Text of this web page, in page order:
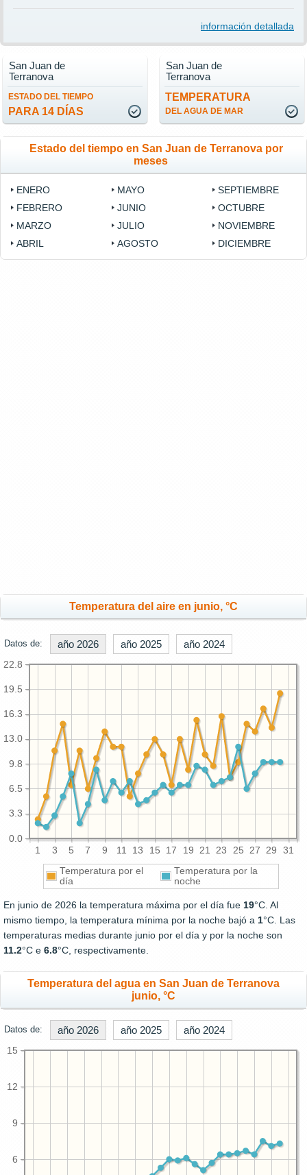
información detallada
ESTADO DEL TIEMPO
PARA 14 DÍAS
San Juan de
Terranova
TEMPERATURA
DEL AGUA DE MAR
San Juan de
Terranova
Estado del tiempo en San Juan de Terranova por
meses
ENERO
FEBRERO
MARZO
ABRIL
MAYO
JUNIO
JULIO
AGOSTO
SEPTIEMBRE
OCTUBRE
NOVIEMBRE
DICIEMBRE
Temperatura del aire en junio, °C
Datos de: año 2026 año 2025 año 2024
1 3 5 7 9 11 13 15 17 19 21 23 25 27 29 31
0.0
3.3
6.5
9.8
13.0
16.3
19.5
22.8
Temperatura por el
día
Temperatura por la
noche
En junio de 2026 la temperatura máxima por el día fue 19°C. Al
mismo tiempo, la temperatura mínima por la noche bajó a 1°C. Las
temperaturas medias durante junio por el día y por la noche son
11.2°C e 6.8°C, respectivamente.
Temperatura del agua en San Juan de Terranova
junio, °C
Datos de: año 2026 año 2025 año 2024
6
9
12
15